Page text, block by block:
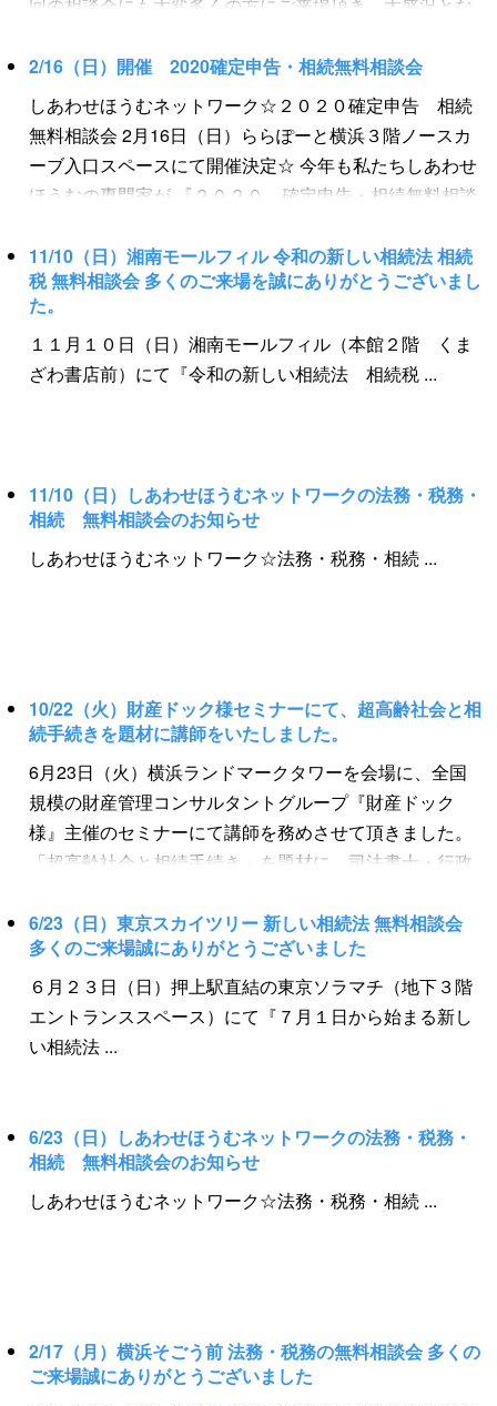
に、遺産分割協議が長引いてしまい３年以内に相続登記
告登記」を行えば、その相続人だけは過料を科されるこ
とはありません。 ※相続人申告登記の注意点 相続人申告
登記の後に遺産分割協議が成立し、所有権の取得者が確
定した場合は、「遺産分割協議成立日から３年以内」に
相続登記を行わないと、原則通り過料が科されます。 相
日から３年以内に相続登記を行わなかった場合 ↓ 『１０
万円以下の過料』 このように、相続登記義務化の成立
によりさまざまな規定が設けられておりますので、まず
は相続登記の専門家司法書士にご相談ください。 ［し
あわせ遺産相続の司法書士は無料相談！お気軽にお問い
回の相談会にも大変多くの方にご来場頂き、大盛況とな
に関する多くの相談をはじめ、ライフプランの相談、相
続・遺言の相談など幅広く様々なご相談を頂きましたま
した。 大変多くの方にご来場いただき、とても活気のあ
る相談会となりました！ ご来場の皆様、誠にありがとう
ございました。 また、当ホームページやFacebook、
にありがとうございました。 一人でも多くの方々へ、法
務・税務の専門知識やノウハウをお伝えし、幸せを届け
ていきます。 これからも私たち しあわせほうむ の活
動を知っていただけるよう無料相談会を開催したいと思
います。 次回は２０２０年初夏。詳細は随時お知らせい
時】 ２月１６日（日）１０時～１７時 【場所】 らら
ぽーと横浜（３階ノースカーブ入口） 【内容】 確定申
告、相続、遺言、ＦＰ、家計の見直しなど生活に関わる
法務・税務分野全般 【相談員】 ・ 税理士 ・ 弁護士
かながわＦＰ生活相談センター 【後援】 ・ 司法書士法
人リーガルサービス ・ NPO法人日本相続士協会 ・
サービス ・ 木下欣房土地家屋調査士事務所 ・ 渡辺佳
夫土地家屋調査士事務所 ・ 司法書士行政書士髙田昌利
事務所 ・ 司法書士リーガルサービス王子 ・ 司法書士
様特典】 ①専門家による無料相談（税理士・1級フィナ
ンシャルプランナー・司法書士・行政書士等） ②お越し
いただいた方にしあわせほうむからカイロをプレゼント
(数量限定) ③ご相談いただいた方orしあわせほうむのア
ンケートご記入の方には、さらに入浴剤もプレゼント
手続 □税金や資産有効活用に関するご相談・手続 □相続
に関するご相談・お手続 □生前からの相続準備のご相
談・お手続 □その他、ご家族に関するご相談・お手続 ご
お気軽にお問い合わせください。 【しあわせほうむのお
問い合わせはホームページから】 http://www.shiawase-
2/16（日）開催 2020確定申告・相続無料相談会
しあわせほうむネットワーク☆２０２０確定申告 相続
無料相談会 2月16日（日）ららぽーと横浜３階ノースカ
ーブ入口スペースにて開催決定☆ 今年も私たちしあわせ
ほうむの専門家が 『２０２０ 確定申告・相続無料相談
ンナー、司法書士、行政書士等はもちろんのこと、確定
申告や相続、遺言などの相続はもちろんのこと、家計の
見直し、債務整理など幅広い分野に無料相談対応いたし
ます。 ２月１７日～３月１６日までの確定申告を控えて
いる方はもちろんのこと、確定申告が必要なのか聞いて
準備を進めております。 ご相談いただいた方oｒアンケ
ートにご記入の方には、さらに嬉しいプレゼント（数量
限定）もご用意しております！！ 詳細は追ってしあわせ
０ 確定申告・相続無料相談会』 【日時】 ２月１６日
（日）１０時～１７時 【場所】 ２月１６日 ららぽー
と横浜3階ノースカーブ入口 【内容】 ・確定申告無料相
談 ・税務申告、相続、遺言、ＦＰ、家計の見直しなど生
活に関わる法務・税務分野全般 【相談員】 ・ 弁護士
・ 税理士 ・ １級ファイナンシャルプランニング技能
士 【共催】 ・ 一般社団法人しあわせほうむネットワー
ク ・ 一般社団法人かながわＦＰ生活相談センター 【後
援】 ・ 司法書士法人リーガルサービス ・ NPO法人
日本相続士協会 ・ 一般社団法人遺品整理士認定協会
・ 行政書士リーガルサービス ・ 行政書士リーガルサ
ービス湘南江ノ島 ・ 木下欣房土地家屋調査士事務所
士髙田昌利事務所 ・ 司法書士リーガルサービス王子
・ 司法書士松田彩子事務所 ・ 太田公認会計士事務所
計 【ご来場者様特典】 ①専門家による無料相談（税理
のついでに、ランチのついでに、家族サービスのついで
に、皆さまお気軽にお越しください☆ ご来場、お待ちし
11/10（日）湘南モールフィル 令和の新しい相続法 相続
税 無料相談会 多くのご来場を誠にありがとうございまし
た。
１１月１０日（日）湘南モールフィル（本館２階 くま
ざわ書店前）にて『令和の新しい相続法 相続税 ...
11/10（日）しあわせほうむネットワークの法務・税務・
相続 無料相談会のお知らせ
しあわせほうむネットワーク☆法務・税務・相続 ...
10/22（火）財産ドック様セミナーにて、超高齢社会と相
続手続きを題材に講師をいたしました。
6月23日（火）横浜ランドマークタワーを会場に、全国
規模の財産管理コンサルタントグループ『財産ドック
様』主催のセミナーにて講師を務めさせて頂きました。
「超高齢社会と相続手続き」を題材に、司法書士・行政
士・遺品整理士の野谷邦宏が相続手続きの流れやポイン
トを解説させていただきました。 超高齢社会と言われる
日本で、大切な想いと財産を家族に遺す相続手続き。 サ
ポートする私たちのニーズが今後どんどん増していくも
のと思われます。 皆様に法務で幸せを届けるお手伝いが
6/23（日）東京スカイツリー 新しい相続法 無料相談会
多くのご来場誠にありがとうございました
６月２３日（日）押上駅直結の東京ソラマチ（地下３階
エントランススペース）にて『７月１日から始まる新し
い相続法 ...
6/23（日）しあわせほうむネットワークの法務・税務・
相続 無料相談会のお知らせ
しあわせほうむネットワーク☆法務・税務・相続 ...
2/17（月）横浜そごう前 法務・税務の無料相談会 多くの
ご来場誠にありがとうございました